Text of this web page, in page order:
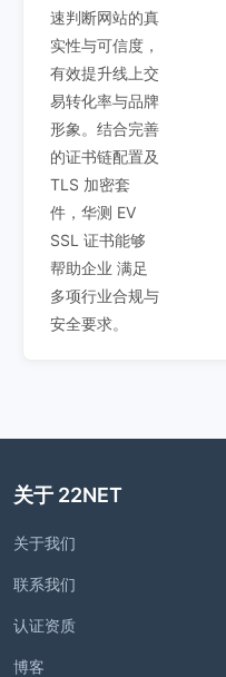
速判断网站的真
实性与可信度，
有效提升线上交
易转化率与品牌
形象。结合完善
的证书链配置及
TLS 加密套
件，华测 EV
SSL 证书能够
帮助企业 满足
多项行业合规与
安全要求。
关于 22NET
关于我们
联系我们
认证资质
博客